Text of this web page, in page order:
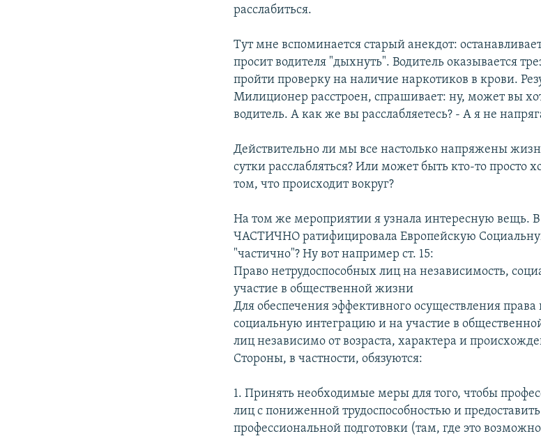
расслабиться.
Тут мне вспоминается старый анекдот:
просит водителя "дыхнуть". Водитель оказывается
пройти проверку на наличие наркотиков в крови.
Милиционер расстроен, спрашивает: ну, может вы
водитель. А как же вы расслабляетесь? - А я не
Действительно ли мы все настолько напряжены
сутки расслабляться? Или может быть кто-то просто
том, что происходит вокруг?
На том же мероприятии я узнала интересную вещь. В
ЧАСТИЧНО ратифицировала Европейскую
"частично"? Ну вот например ст. 15:
Право нетрудоспособных лиц на независимость,
участие в общественной жизни
Для обеспечения эффективного осуществления права
социальную интеграцию и на участие в
лиц независимо от возраста, характера и
Стороны, в частности, обязуются:
1. Принять необходимые меры для того, чтобы
лиц с пониженной трудоспособностью и
профессиональной подготовки (там, где это